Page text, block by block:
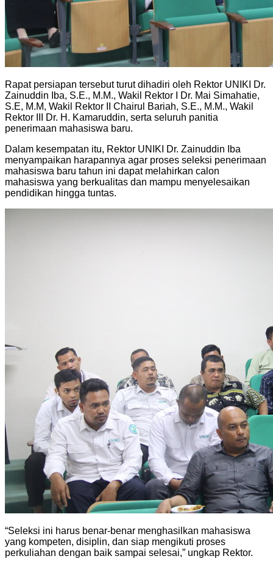
Rapat persiapan tersebut turut dihadiri oleh Rektor UNIKI Dr.
Zainuddin Iba, S.E., M.M., Wakil Rektor I Dr. Mai Simahatie,
S.E, M.M, Wakil Rektor II Chairul Bariah, S.E., M.M., Wakil
Rektor III Dr. H. Kamaruddin, serta seluruh panitia
penerimaan mahasiswa baru.
Dalam kesempatan itu, Rektor UNIKI Dr. Zainuddin Iba
menyampaikan harapannya agar proses seleksi penerimaan
mahasiswa baru tahun ini dapat melahirkan calon
mahasiswa yang berkualitas dan mampu menyelesaikan
pendidikan hingga tuntas.
“Seleksi ini harus benar-benar menghasilkan mahasiswa
yang kompeten, disiplin, dan siap mengikuti proses
perkuliahan dengan baik sampai selesai,” ungkap Rektor.